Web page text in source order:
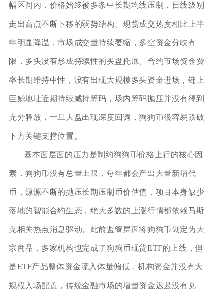
幅区间内，价格始终被多条中长期均线压制，日线级别
走出高点不断下移的弱势结构。现货成交热度相比上半
年明显降温，市场成交量持续萎缩，多空资金分歧有
限，多头没有形成持续性的买盘托底。合约市场资金费
率长期维持中性，没有出现大规模多头资金进场，链上
巨鲸地址近期持续减持筹码，场内筹码抛压并没有得到
充分释放，一旦大盘出现深度回调，狗狗币很容易跌破
下方关键支撑位置。
基本面层面的压力是制约狗狗币价格上行的核心因
素，狗狗币没有总量上限，每年都会产出大量新增代
币，源源不断的抛压长期压制币价估值，项目本身缺少
落地的智能合约生态，绝大多数的上涨行情都依赖马斯
克相关热点消息驱动。此前监管层面将狗狗币划定为大
宗商品，多家机构也完成了狗狗币现货ETF的上线，但
是ETF产品整体资金流入体量偏低，机构资金并没有大
规模入场配置，传统金融市场的增量资金迟迟没有兑